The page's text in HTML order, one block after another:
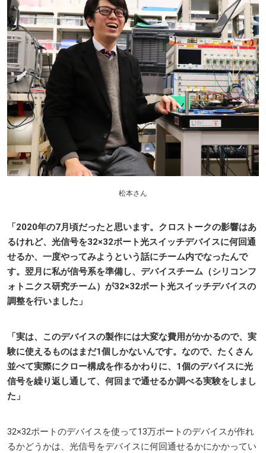
松本さん
「2020年の7月頃だったと思います。クロストークの影響はあ
るけれど、光信号を32×32ポート光スイッチデバイスに何回通
せるか、一度やってみようという話にチーム内でなったんで
す。翌月に私が信号系を準備し、デバイスチーム（シリコンフ
ォトニクス研究チーム）が32×32ポート光スイッチデバイスの
調整を行いました」
「実は、このデバイスの製作には大変な費用がかかるので、実
験に使えるものはまだ1個しかないんです。なので、たくさん
並べて実際にクロー構成を作るかわりに、1個のデバイスに光
信号を繰り返し通して、何回まで通せるか調べる実験をしまし
た」
32×32ポートのデバイスを使って13万ポートのデバイスが作れ
るかどうかは、光信号をデバイスに何回通せるかにかかってい